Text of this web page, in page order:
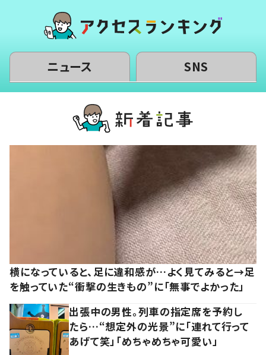
ニュース SNS
横になっていると、足に違和感が…よく見てみると→足
を触っていた“衝撃の生きもの”に「無事でよかった」
出張中の男性。列車の指定席を予約し
たら…“想定外の光景”に「連れて行って
あげて笑」「めちゃめちゃ可愛い」